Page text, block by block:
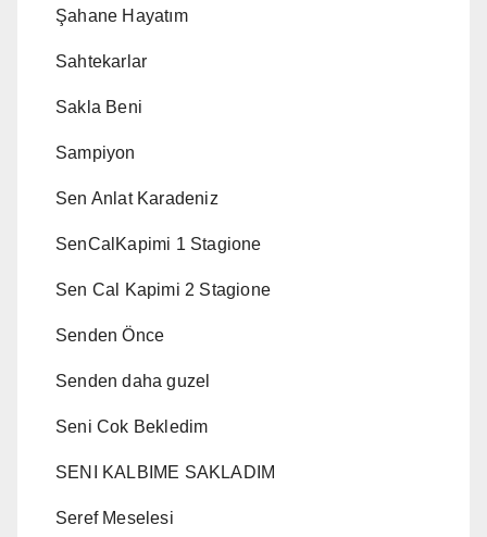
Şahane Hayatım
Sahtekarlar
Sakla Beni
Sampiyon
Sen Anlat Karadeniz
SenCalKapimi 1 Stagione
Sen Cal Kapimi 2 Stagione
Senden Önce
Senden daha guzel
Seni Cok Bekledim
SENI KALBIME SAKLADIM
Seref Meselesi